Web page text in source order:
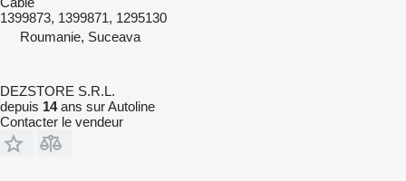
1399873, 1399871, 1295130
Roumanie, Suceava
DEZSTORE S.R.L.
depuis 14ans sur Autoline
Contacter le vendeur